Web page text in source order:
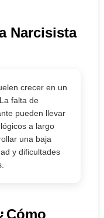
Narcisista
crecer en un
falta de
pueden llevar
a largo
una baja
y dificultades